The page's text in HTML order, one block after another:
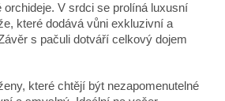
orchideje. V srdci se prolíná luxusní
které dodává vůni exkluzivní a
s pačuli dotváří celkový dojem
které chtějí být nezapomenutelné